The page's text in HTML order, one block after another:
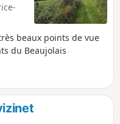
beaux points de vue
du Beaujolais